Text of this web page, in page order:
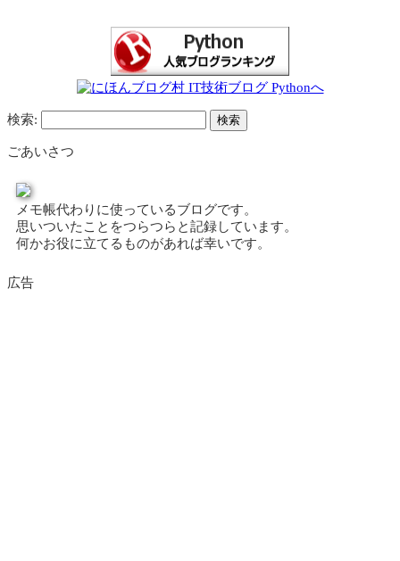
検索:
ごあいさつ
メモ帳代わりに使っているブログです。
思いついたことをつらつらと記録しています。
何かお役に立てるものがあれば幸いです。
広告